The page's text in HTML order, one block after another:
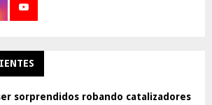
sorprendidos robando catalizadores